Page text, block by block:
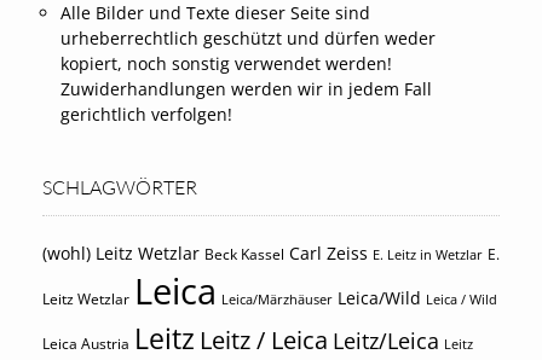
Alle Bilder und Texte dieser Seite sind
urheberrechtlich geschützt und dürfen weder
kopiert, noch sonstig verwendet werden!
Zuwiderhandlungen werden wir in jedem Fall
gerichtlich verfolgen!
SCHLAGWÖRTER
(wohl) Leitz Wetzlar Beck Kassel Carl Zeiss E. Leitz in Wetzlar E.
Leitz Wetzlar Leica Leica/Märzhäuser Leica/Wild Leica / Wild
Leica Austria Leitz Leitz / Leica Leitz/Leica Leitz